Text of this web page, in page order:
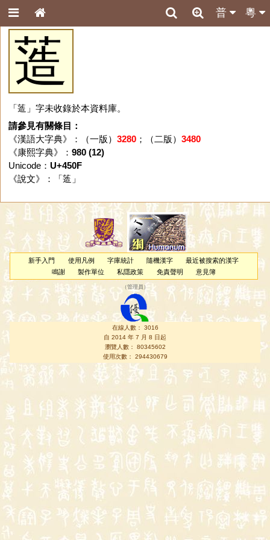
粵
普
䔏
「䔏」字未收錄於本資料庫。
請參見有關條目：
《漢語大字典》：（一版） 3280；（二版） 3480
《康熙字典》： 980 (12)
Unicode： U+450F
《說文》：「 䔏 」
新手入門 使用凡例 字庫統計 隨機漢字
最近被搜索的漢字
鳴謝
製作單位 私隱政策 免責聲明 意見簿
（管理員 ）
在線人數： 3016
自 2014 年 7 月 8 日起
瀏覽人數： 80345602
使用次數： 294430679